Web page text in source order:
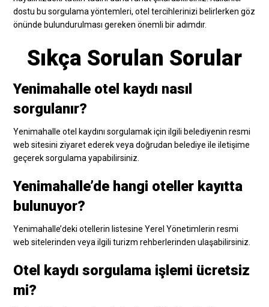
dostu bu sorgulama yöntemleri, otel tercihlerinizi belirlerken göz
önünde bulundurulması gereken önemli bir adımdır.
Sıkça Sorulan Sorular
Yenimahalle otel kaydı nasıl
sorgulanır?
Yenimahalle otel kaydını sorgulamak için ilgili belediyenin resmi
web sitesini ziyaret ederek veya doğrudan belediye ile iletişime
geçerek sorgulama yapabilirsiniz.
Yenimahalle’de hangi oteller kayıtta
bulunuyor?
Yenimahalle’deki otellerin listesine Yerel Yönetimlerin resmi
web sitelerinden veya ilgili turizm rehberlerinden ulaşabilirsiniz.
Otel kaydı sorgulama işlemi ücretsiz
mi?